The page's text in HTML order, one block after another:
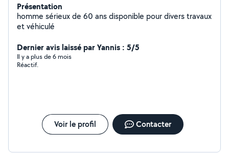
Présentation
homme sérieux de 60 ans disponible pour divers travaux
et véhiculé
Dernier avis laissé par Yannis : 5/5
Il y a plus de 6 mois
Réactif.
Voir le profil Contacter